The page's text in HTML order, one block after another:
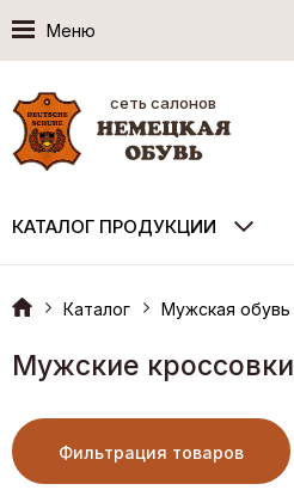
Меню
сеть салонов
КАТАЛОГ ПРОДУКЦИИ
Каталог Мужская обувь
Мужские кроссовки
Фильтрация товаров